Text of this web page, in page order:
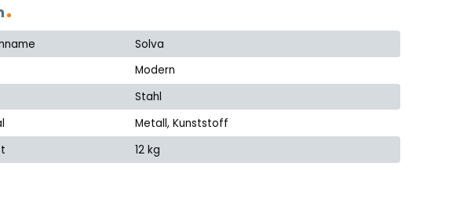
Solva
Modern
Stahl
Metall, Kunststoff
12 kg